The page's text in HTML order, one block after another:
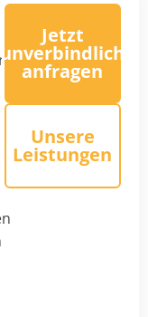
Jetzt
unverbindlich
anfragen
Unsere
Leistungen